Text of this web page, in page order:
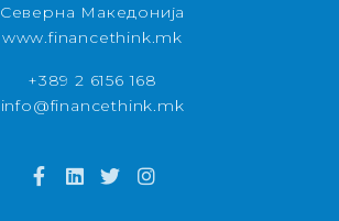
Северна Македонија
www.financethink.mk
+389 2 6156 168
info@financethink.mk